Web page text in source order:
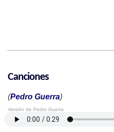
Canciones
(Pedro Guerra)
Versión de Pedro Guerra